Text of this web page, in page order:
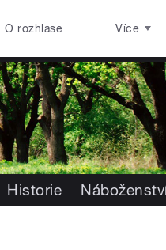
O rozhlase Více
Historie